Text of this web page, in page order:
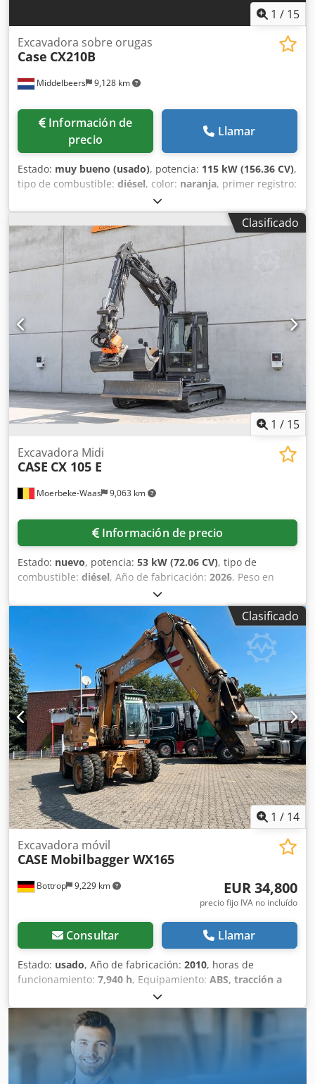
1 / 15
Middelbeers 9,128 km
Excavadora sobre orugas
Case CX210B
Información de
precio
Llamar
Estado: muy bueno (usado), potencia: 115 kW (156.36 CV),
tipo de combustible: diésel, color: naranja, primer registro:
, Año de fabricación:2012
funcionamiento:15,109 h, Información general Año del
modelo: 2012 Número de serie: DCH210R5NCEAH2500
Información técnica Crodpfey En Ndox Ak Dof Número de
cilindros: 4 Peso en vacío: 22.600 kg Funcionalidad
Anchura de trabajo: 300 cm Marcado CE: sí Estado Estado
técnico: muy bueno Estado visual: muy bueno Información
financiera Precio: A consultar Garantía Garantía: De primer
propietario, historial de mantenimiento completo, ¡listo
para trabajar de inmediato! - 80 % sistema de cadenas -
Incluye 3 cucharas: 1300 mm, 450 mm y 2000 mm cuchara
niveladora - Opcional con sistema TOPCON 3D de 2021
Clasificado
1 / 15
Moerbeke-Waas 9,063 km
Excavadora Midi
CASE CX 105 E
Información de precio
Estado: nuevo, potencia: 53 kW (72.06 CV), tipo de
combustible: diésel, Año de fabricación: 2026, Peso en
vacío: 9.780 kg. Crsdpfx Akozrrw As Djf Póngase en
contacto con el departamento de ventas de KEY-TEC para
Clasificado
1 / 14
Bottrop 9,229 km
Excavadora móvil
CASE Mobilbagger WX165
EUR 34,800
precio fijo IVA no incluído
Consultar Llamar
Estado: usado, Año de fabricación: 2010, horas de
funcionamiento: 7,940 h, Equipamiento: ABS, tracción a
, MINIESTACIÓN DE EXCAVACIÓN CASE
Tipo: WX165 (Excavadora hidráulica) Número de
homologación: N211 Fabricante del motor: Case Potencia
del motor: 105 kW Horas de funcionamiento: 7940 h Peso
máximo permitido: 18 000 kg Longitud para el transporte:
8,19 m Ancho para el transporte: 1,91 m Altura para el